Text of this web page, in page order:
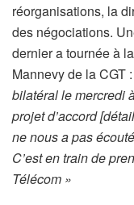
réorganisations, la
des négociations.
dernier a tournée à
Mannevy de la CGT :
bilatéral le mercredi
projet d’accord
ne nous a pas
C’est en train de
Télécom »